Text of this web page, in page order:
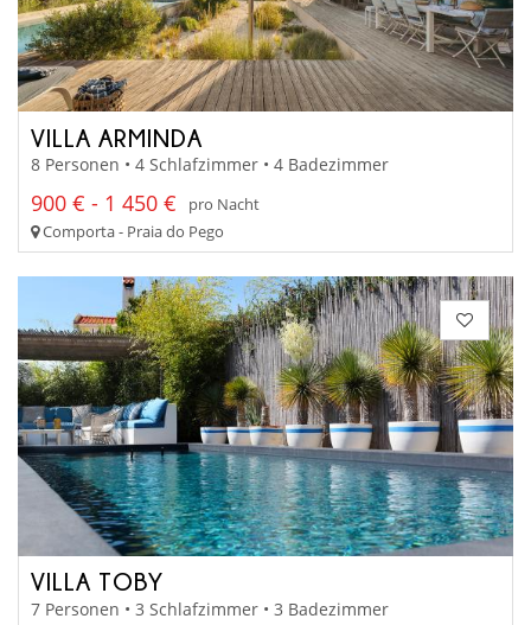
VILLA ARMINDA
8 Personen • 4 Schlafzimmer • 4 Badezimmer
900 € - 1 450 €
pro Nacht
Comporta - Praia do Pego
VILLA TOBY
7 Personen • 3 Schlafzimmer • 3 Badezimmer